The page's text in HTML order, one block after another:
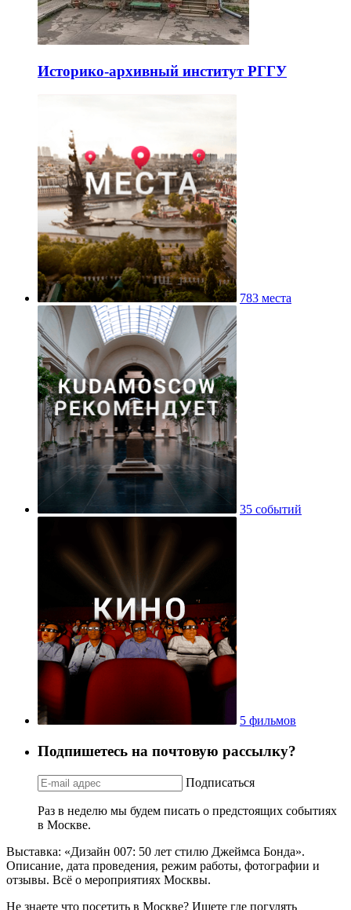
Историко-архивный институт РГГУ
783 места
35 событий
5 фильмов
Подпишетесь на почтовую рассылку?
Подписаться
Раз в неделю мы будем писать о предстоящих событиях
в Москве.
Выставка: «Дизайн 007: 50 лет стилю Джеймса Бонда».
Описание, дата проведения, режим работы, фотографии и
отзывы. Всё о мероприятиях Москвы.
Не знаете что посетить в Москве? Ищете где погулять